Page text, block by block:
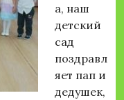
а, наш
детский
сад
поздравл
яет пап и
дедушек,